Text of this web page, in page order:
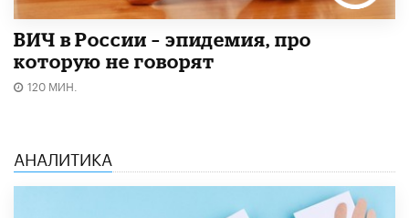
ВИЧ в России – эпидемия, про
которую не говорят
120 МИН.
АНАЛИТИКА